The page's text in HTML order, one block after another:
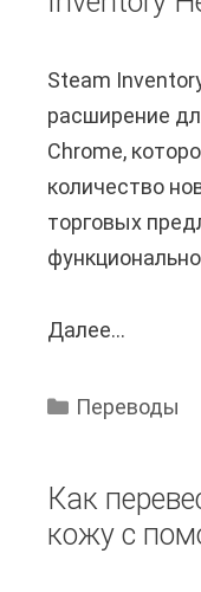
а
с
и
ч
е
с
к
и
о
о
ж
н
о
п
е
е
и
н
Steam
расширение
Chrome,
количество
торговых
Далее...
к
р
е
Переводы
Как
кожу с